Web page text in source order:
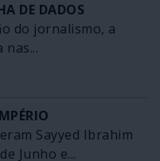
DE DADOS
do jornalismo, a
nas...
Sayyed Ibrahim
Junho e...